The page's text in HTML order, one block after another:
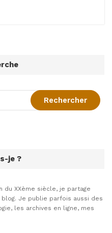
je ?
du XXème siècle, je partage
Je publie parfois aussi des
les archives en ligne, mes